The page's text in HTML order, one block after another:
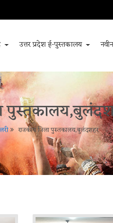
उत्तर प्रदेश ई-पुस्तकालय
राजकीय जिला पुस्तकालय,बुलंदशहर